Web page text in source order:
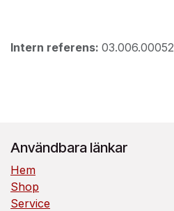
Intern referens: 03.006.00052
Användbara länkar
Hem
Shop
Service